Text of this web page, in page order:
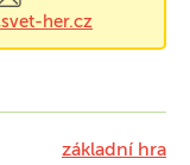
her.cz
základní hra